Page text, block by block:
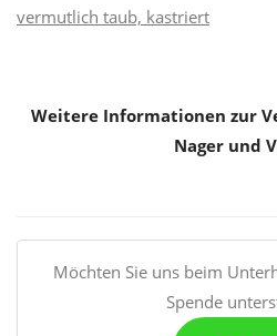
vermutlich taub, kastriert
Weitere Informationen zur
Nager und
Möchten Sie uns beim
Spende